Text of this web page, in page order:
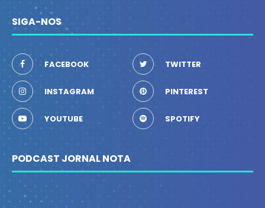
SIGA-NOS
FACEBOOK TWITTER
INSTAGRAM PINTEREST
YOUTUBE SPOTIFY
PODCAST JORNAL NOTA